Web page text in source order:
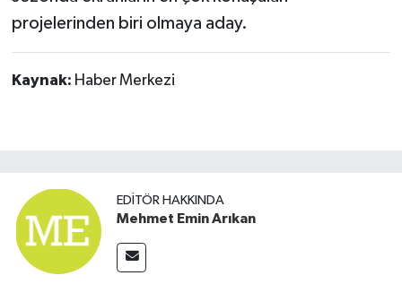
projelerinden biri olmaya aday.
Kaynak: Haber Merkezi
EDITÖR HAKKINDA
Mehmet Emin Arıkan